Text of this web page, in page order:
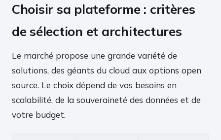
Choisir sa plateforme : critères
de sélection et architectures
Le marché propose une grande variété de
solutions, des géants du cloud aux options open
source. Le choix dépend de vos besoins en
scalabilité, de la souveraineté des données et de
votre budget.